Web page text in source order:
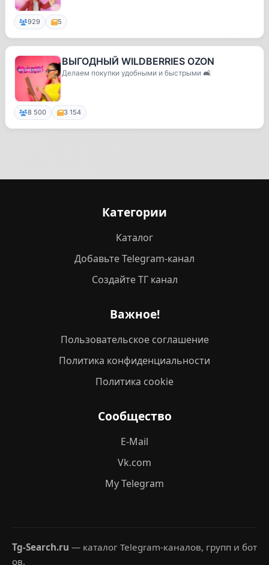
929 5
ВЫГОДНЫЙ WILDBERRIES OZON
Делаем покупки удобными и быстрыми 🛋
8 500 3 154
Категории
Каталог
Добавьте Telegram-канал
Создайте ТГ канал
Важное!
Пользовательское соглашение
Политика конфиденциальности
Политика cookie
Сообщество
E-Mail
Vk.com
My Telegram
Tg-Search.ru — каталог Telegram-каналов, групп и бот
ов.